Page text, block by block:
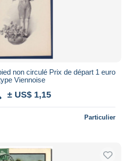
non circulé Prix de départ 1 euro
Viennoise
± US$ 1,15
Particulier